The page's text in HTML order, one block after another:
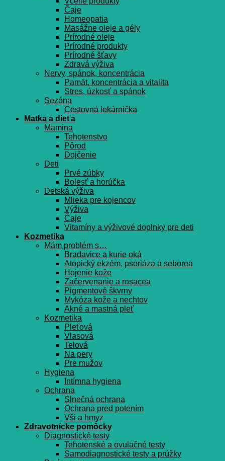
Čaje
Homeopatia
Masážne oleje a gély
Prírodné oleje
Prírodné produkty
Prírodné šťavy
Zdravá výživa
Nervy, spánok, koncentrácia
Pamät, koncentrácia a vitalita
Stres, úzkosť a spánok
Sezóna
Cestovná lekárnička
Matka a dieťa
Mamina
Tehotenstvo
Pôrod
Dojčenie
Deti
Prvé zúbky
Bolesť a horúčka
Detská výživa
Mlieka pre kojencov
Výživa
Čaje
Vitamíny a výživové doplnky pre deti
Kozmetika
Mám problém s…
Bradavice a kurie oká
Atopický ekzém, psoriáza a seborea
Hojenie kože
Začervenanie a rosacea
Pigmentové škvrny
Mykóza kože a nechtov
Akné a mastná pleť
Kozmetika
Pleťová
Vlasová
Telová
Na pery
Pre mužov
Hygiena
Intímna hygiena
Ochrana
Slnečná ochrana
Ochrana pred potením
Vši a hmyz
Zdravotnícke pomôcky
Diagnostické testy
Tehotenské a ovulačné testy
Samodiagnostické testy a prúžky